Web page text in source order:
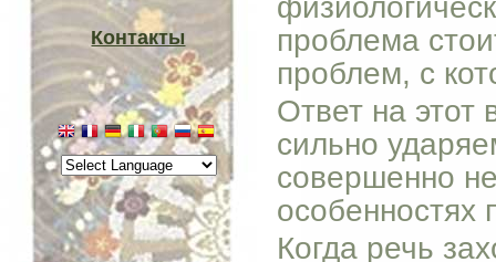
Контакты
проблема
проблем, с
Ответ на этот
сильно
совершенно
особенностях
Когда речь